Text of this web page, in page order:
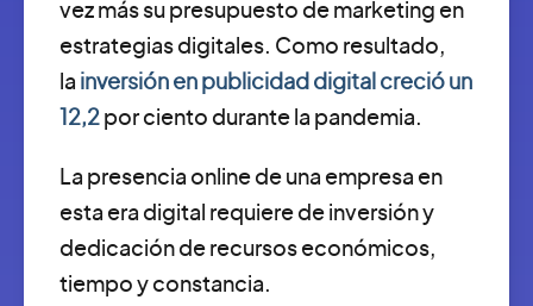
vez más su presupuesto de marketing en
estrategias digitales. Como resultado,
la inversión en publicidad digital creció un
12,2 por ciento durante la pandemia.
La presencia online de una empresa en
esta era digital requiere de inversión y
dedicación de recursos económicos,
tiempo y constancia.